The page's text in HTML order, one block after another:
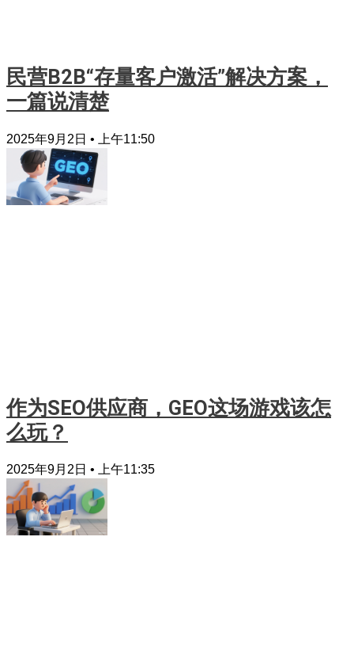
民营B2B“存量客户激活”解决方案，
一篇说清楚
2025年9月2日 上午11:50
作为SEO供应商，GEO这场游戏该怎
么玩？
2025年9月2日 上午11:35